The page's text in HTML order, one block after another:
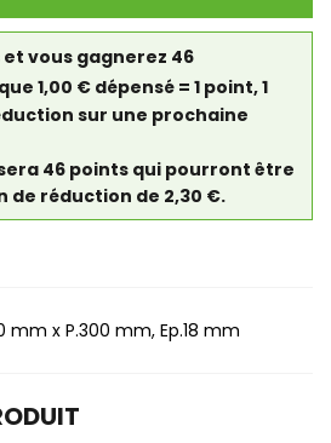
vous gagnerez 46
1,00 € dépensé = 1 point, 1
sur une prochaine
46 points qui pourront être
de réduction de 2,30 €.
mm x P.300 mm, Ep.18 mm